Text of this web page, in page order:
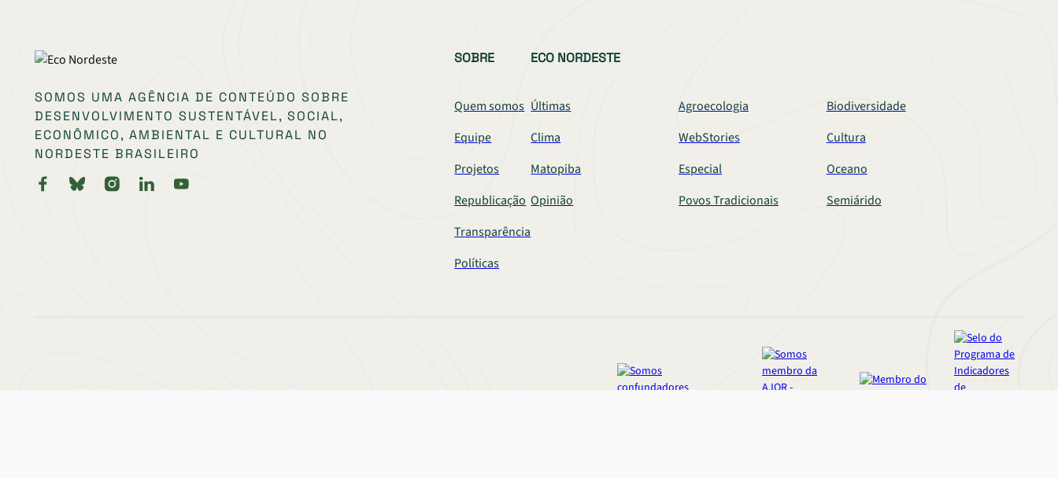
SOMOS UMA AGÊNCIA DE CONTEÚDO SOBRE
DESENVOLVIMENTO SUSTENTÁVEL, SOCIAL,
ECONÔMICO, AMBIENTAL E CULTURAL NO
NORDESTE BRASILEIRO
SOBRE
Quem somos
Equipe
Projetos
Republicação
Transparência
Políticas
ECO NORDESTE
Últimas Agroecologia
Biodiversidade
Clima
WebStories
Cultura
Matopiba
Especial
Oceano
Opinião
Povos Tradicionais Semiárido